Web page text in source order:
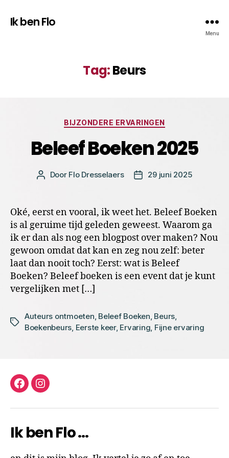
Ik ben Flo
Menu
Tag:Beurs
Categorieën
BIJZONDERE ERVARINGEN
Beleef Boeken 2025
Bericht
Door Flo Dresselaers Berichtdatum
29 juni 2025
Oké, eerst en vooral, ik weet het. Beleef Boeken
is al geruime tijd geleden geweest. Waarom ga
ik er dan als nog een blogpost over maken? Nou
gewoon omdat dat kan en zeg nou zelf: beter
laat dan nooit toch? Eerst: wat is Beleef
Boeken? Beleef boeken is een event dat je kunt
vergelijken met […]
Tags
Auteurs ontmoeten Beleef Boeken Beurs
Boekenbeurs Eerste keer, Ervaring Fijne ervaring
facebookinstagram
Ik ben Flo …